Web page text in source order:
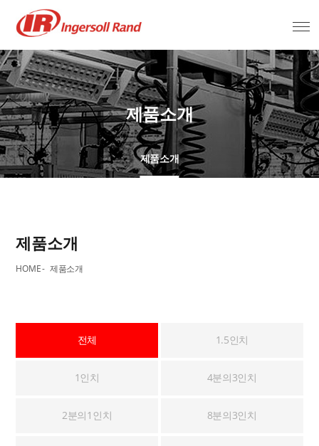
제품소개
제품소개
제품소개
HOME 제품소개
전체 1.5인치
1인치 4분의3인치
2분의1인치 8분의3인치